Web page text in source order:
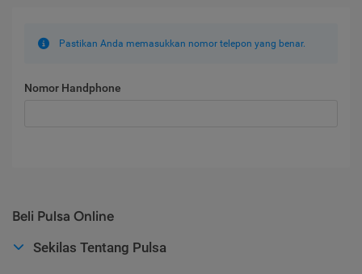
Pastikan Anda memasukkan nomor telepon yang benar.
Nomor Handphone
Beli Pulsa Online
Sekilas Tentang Pulsa